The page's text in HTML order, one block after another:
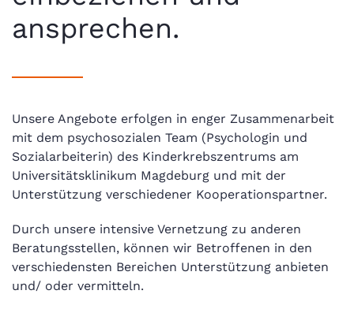
ansprechen.
Unsere Angebote erfolgen in enger Zusammenarbeit
mit dem psychosozialen Team (Psychologin und
Sozialarbeiterin) des Kinderkrebszentrums am
Universitätsklinikum Magdeburg und mit der
Unterstützung verschiedener Kooperationspartner.
Durch unsere intensive Vernetzung zu anderen
Beratungsstellen, können wir Betroffenen in den
verschiedensten Bereichen Unterstützung anbieten
und/ oder vermitteln.